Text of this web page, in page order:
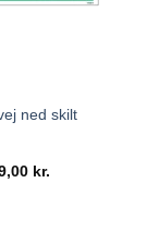
ned skilt
kr.